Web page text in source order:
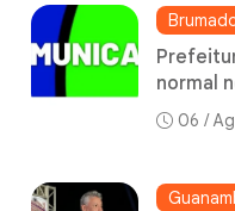
normal
06 /